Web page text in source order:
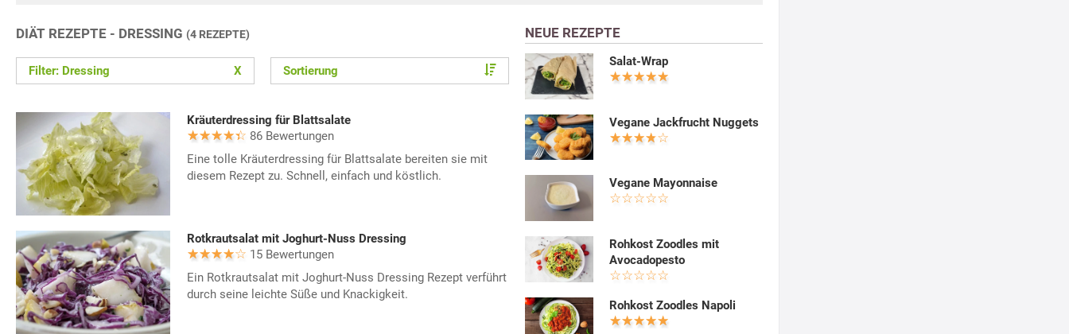
DIÄT REZEPTE - DRESSING (4 REZEPTE)
Filter: Dressing X Sortierung
Kräuterdressing für Blattsalate
86 Bewertungen
Eine tolle Kräuterdressing für Blattsalate bereiten sie mit
diesem Rezept zu. Schnell, einfach und köstlich.
Rotkrautsalat mit Joghurt-Nuss Dressing
15 Bewertungen
Ein Rotkrautsalat mit Joghurt-Nuss Dressing Rezept verführt
durch seine leichte Süße und Knackigkeit.
NEUE REZEPTE
Salat-Wrap
Vegane Jackfrucht Nuggets
Vegane Mayonnaise
Rohkost Zoodles mit
Avocadopesto
Rohkost Zoodles Napoli